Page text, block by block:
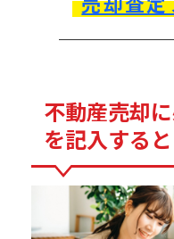
不動産売却
を記入する